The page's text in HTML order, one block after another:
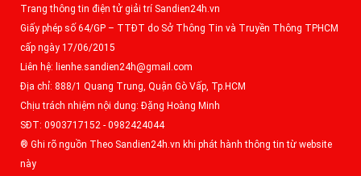
Trang thông tin điện tử giải trí Sandien24h.vn
Giấy phép số 64/GP – TTĐT do Sở Thông Tin và Truyền Thông TPHCM
cấp ngày 17/06/2015
Liên hệ: lienhe.sandien24h@gmail.com
Địa chỉ: 888/1 Quang Trung, Quận Gò Vấp, Tp.HCM
Chịu trách nhiệm nội dung: Đặng Hoàng Minh
SĐT: 0903717152 - 0982424044
® Ghi rõ nguồn Theo Sandien24h.vn khi phát hành thông tin từ website
này